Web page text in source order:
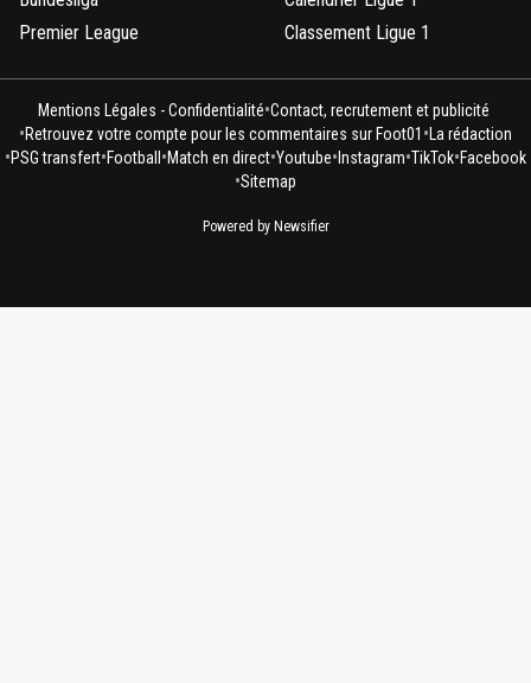
Premier League
Classement Ligue 1
Mentions Légales - Confidentialité•Contact, recrutement et publicité
•Retrouvez votre compte pour les commentaires sur Foot01 •La rédaction
•PSG transfert•Football •Match en direct•Youtube• Instagram•TikTok•Facebook
•Sitemap
Powered by Newsifier